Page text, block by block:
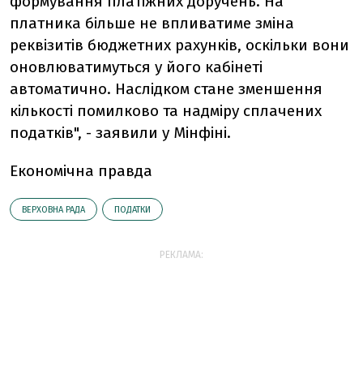
платника більше не впливатиме зміна
реквізитів бюджетних рахунків, оскільки вони
оновлюватимуться у його кабінеті
автоматично. Наслідком стане зменшення
кількості помилково та надміру сплачених
податків", - заявили у Мінфіні.
Економічна правда
ВЕРХОВНА РАДА ПОДАТКИ
РЕКЛАМА: